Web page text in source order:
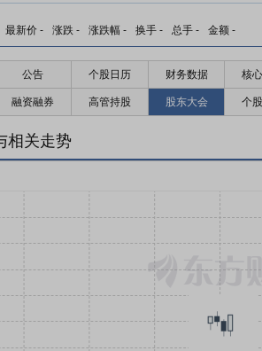
最新价 - 涨跌 - 涨跌幅 - 换手 - 总手 - 金额 -
公告 个股日历 财务数据 核
融资融券 高管持股 股东大会 个
相关走势